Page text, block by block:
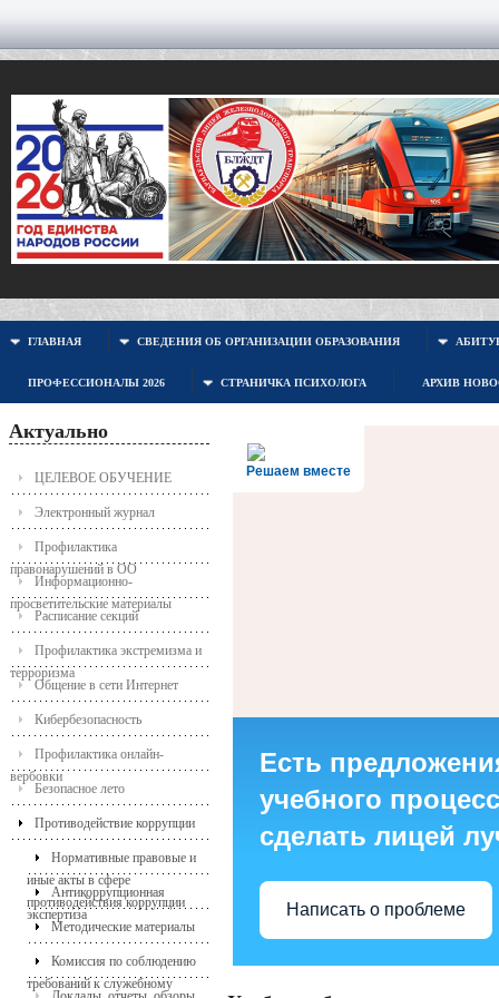
ГЛАВНАЯ СВЕДЕНИЯ ОБ ОРГАНИЗАЦИИ ОБРАЗОВАНИЯ
ПРОФЕССИОНАЛЫ 2026 СТРАНИЧКА ПСИХОЛОГА АРХИВ
Актуально
ЦЕЛЕВОЕ ОБУЧЕНИЕ
Электронный журнал
Профилактика
правонарушений в ОО
Информационно-
просветительские материалы
Расписание секций
Профилактика экстремизма и
терроризма
Общение в сети Интернет
Кибербезопасность
Профилактика онлайн-
вербовки
Безопасное лето
Противодействие коррупции
Нормативные правовые и
иные акты в сфере
противодействия коррупции
Антикоррупционная
экспертиза
Методические материалы
Комиссия по соблюдению
требований к служебному
Решаем вместе
Есть
учебного
сделать лицей
Написать о проблеме